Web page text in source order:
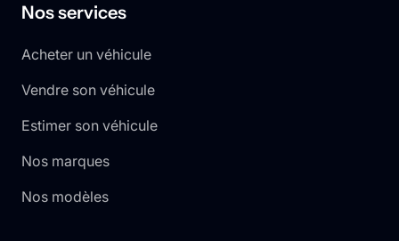
Nos services
Acheter un véhicule
Vendre son véhicule
Estimer son véhicule
Nos marques
Nos modèles